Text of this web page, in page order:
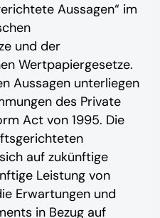
Aussagen“ im
und der
Wertpapiergesetze.
Aussagen unterliegen
des Private
Act von 1995. Die
auf zukünftige
Leistung von
Erwartungen und
in Bezug auf